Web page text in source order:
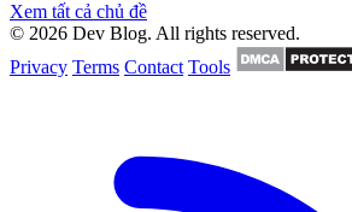
Xem tất cả chủ đề
© 2026 Dev Blog. All rights reserved.
Privacy Terms Contact Tools